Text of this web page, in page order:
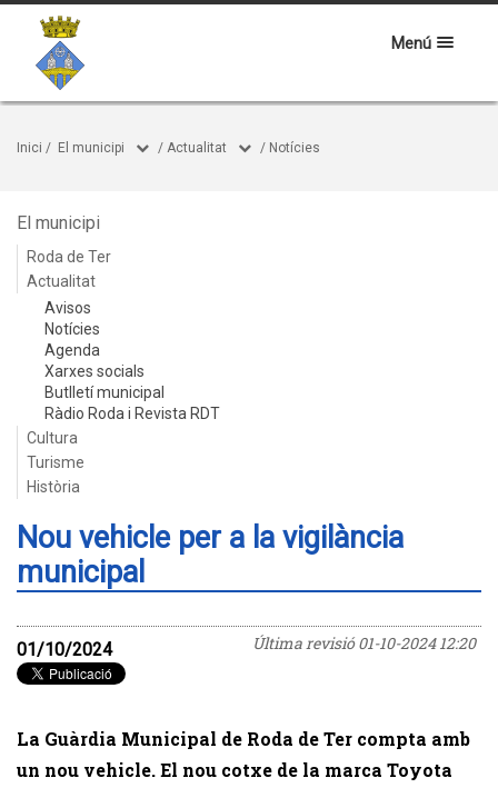
Menú
Inici / El municipi / Actualitat / Notícies
El municipi
Roda de Ter
Actualitat
Avisos
Notícies
Agenda
Xarxes socials
Butlletí municipal
Ràdio Roda i Revista RDT
Cultura
Turisme
Història
Nou vehicle per a la vigilància
municipal
Última revisió01-10-2024 12:20
01/10/2024
La Guàrdia Municipal de Roda de Ter compta amb
un nou vehicle. El nou cotxe de la marca Toyota